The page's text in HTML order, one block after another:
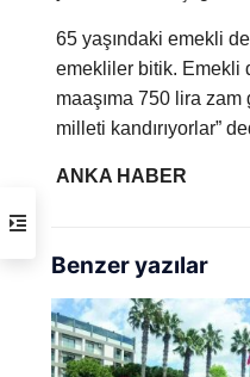
65 yaşındaki emekli
emekliler bitik. Emekli
maaşıma 750 lira
milleti kandırıyorlar”
ANKA HABER
Benzer yazılar